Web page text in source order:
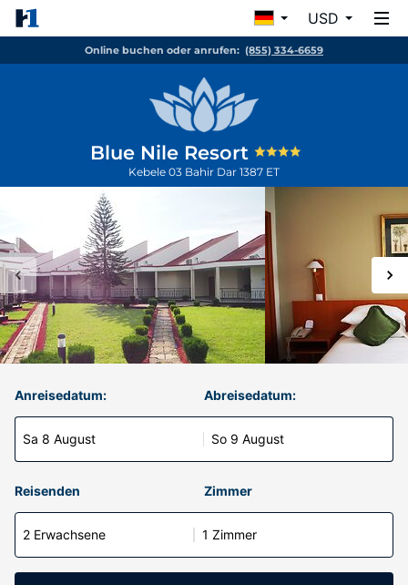
USD
Online buchen oder anrufen: (855) 334-6659
Blue Nile Resort
Kebele 03 Bahir Dar 1387 ET
Anreisedatum:
Sa 8 August
Abreisedatum:
So 9 August
Reisenden Zimmer
2 Erwachsene 1 Zimmer